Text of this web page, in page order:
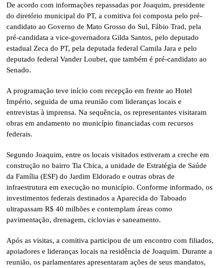
De acordo com informações repassadas por Joaquim, presidente
do diretório municipal do PT, a comitiva foi composta pelo pré-
candidato ao Governo de Mato Grosso do Sul, Fábio Trad, pela
pré-candidata a vice-governadora Gilda Santos, pelo deputado
estadual Zeca do PT, pela deputada federal Camila Jara e pelo
deputado federal Vander Loubet, que também é pré-candidato ao
Senado.
A programação teve início com recepção em frente ao Hotel
Império, seguida de uma reunião com lideranças locais e
entrevistas à imprensa. Na sequência, os representantes visitaram
obras em andamento no município financiadas com recursos
federais.
Segundo Joaquim, entre os locais visitados estiveram a creche em
construção no bairro Tia Chica, a unidade de Estratégia de Saúde
da Família (ESF) do Jardim Eldorado e outras obras de
infraestrutura em execução no município. Conforme informado, os
investimentos federais destinados a Aparecida do Taboado
ultrapassam R$ 40 milhões e contemplam áreas como
pavimentação, drenagem, ciclovias e saneamento.
Após as visitas, a comitiva participou de um encontro com filiados,
apoiadores e lideranças locais na residência de Joaquim. Durante a
reunião, os parlamentares apresentaram ações de seus mandatos,